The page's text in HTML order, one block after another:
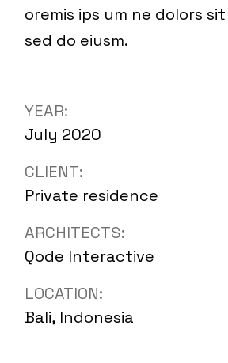
oremis ips um ne dolors
sed do eiusm.
YEAR:
July 2020
CLIENT:
Private residence
ARCHITECTS:
Qode Interactive
LOCATION:
Bali, Indonesia